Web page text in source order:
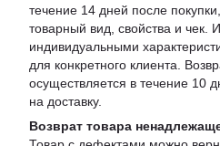
течение 14 дней после
товарный вид, свойства и
индивидуальными
для конкретного клиента.
осуществляется в течение 10
на доставку.
Возврат товара